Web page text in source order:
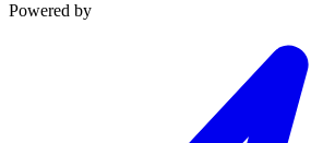
Powered by